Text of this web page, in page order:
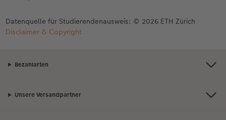
Datenquelle für Studierendenausweis: © 2026 ETH Zürich
Disclaimer & Copyright
Bezahlarten
Unsere Versandpartner